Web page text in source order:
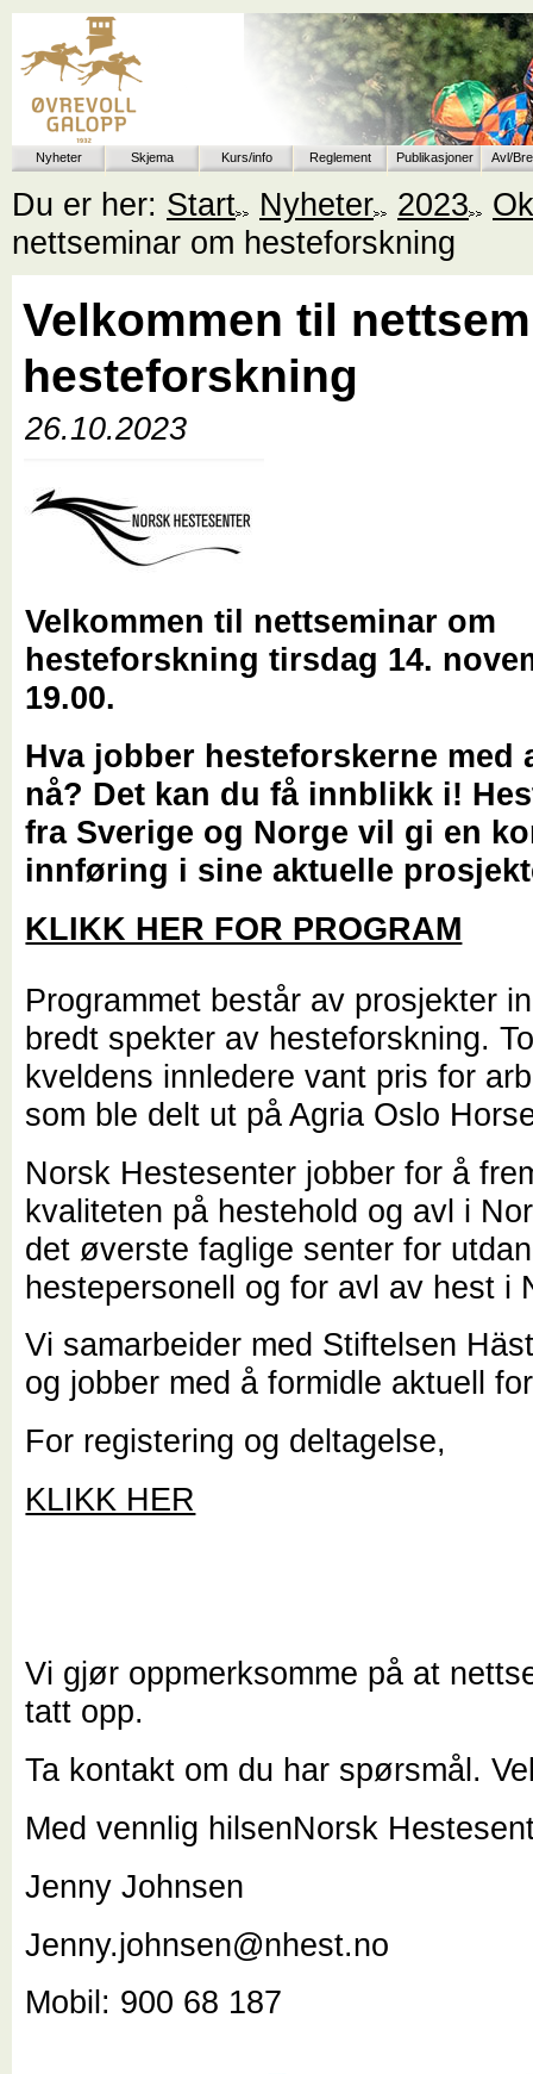
Nyheter Skjema Kurs/info Reglement Publikasjoner Avl/
Du er her: Start Nyheter 2023
nettseminar om hesteforskning
Velkommen til
hesteforskning
26.10.2023
Velkommen til nettseminar om
hesteforskning tirsdag 14.
19.00.
Hva jobber hesteforskerne med
nå? Det kan du få innblikk i!
fra Sverige og Norge vil gi en
innføring i sine aktuelle
KLIKK HER FOR PROGRAM
Programmet består av prosjekter
bredt spekter av hesteforskning.
kveldens innledere vant pris for
som ble delt ut på Agria Oslo
Norsk Hestesenter jobber for å
kvaliteten på hestehold og avl i
det øverste faglige senter for
hestepersonell og for avl av hest i
Vi samarbeider med Stiftelsen
og jobber med å formidle aktuell
For registering og deltagelse,
KLIKK HER
Vi gjør oppmerksomme på at
tatt opp.
Ta kontakt om du har spørsmål.
Med vennlig hilsenNorsk
Jenny Johnsen
Jenny.johnsen@nhest.no
Mobil: 900 68 187